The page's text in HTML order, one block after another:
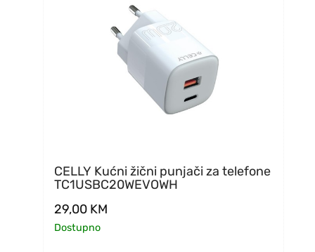
CELLY Kućni žični punjači za telefone
TC1USBC20WEVOWH
29,00 KM
Dostupno